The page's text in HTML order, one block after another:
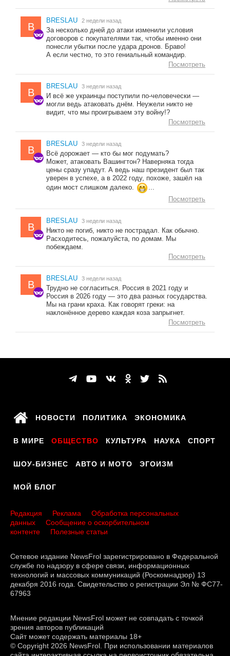
B
BRESLAU 2 недели назад
За несколько дней до атаки изменили условия
договоров с покупателями так, чтобы именно они
понесли убытки после удара дронов. Браво!
А если честно, то это гениальный командир.
Посмотреть
B
BRESLAU 3 недели назад
И всё же украинцы поступили по-человечески —
могли ведь атаковать днём. Неужели никто не
видит, что мы проигрываем эту войну!?
Посмотреть
B
BRESLAU 3 недели назад
Всё дорожает — кто бы мог подумать?
Может, атаковать Вашингтон? Наверняка тогда
цены сразу упадут. А ведь наш президент был так
уверен в успехе, а в 2022 году, похоже, зашёл на
один мост слишком далеко.
...
Посмотреть
B
BRESLAU 3 недели назад
Никто не погиб, никто не пострадал. Как обычно.
Расходитесь, пожалуйста, по домам. Мы
побеждаем.
Посмотреть
B
BRESLAU 3 недели назад
Трудно не согласиться. Россия в 2021 году и
Россия в 2026 году — это два разных государства.
Мы на грани краха. Как говорят греки: на
наклонённое дерево каждая коза запрыгнет.
Посмотреть
НОВОСТИ ПОЛИТИКА ЭКОНОМИКА
В МИРЕ ОБЩЕСТВО КУЛЬТУРА НАУКА СПОРТ
ШОУ-БИЗНЕС АВТО И МОТО ЭГОИЗМ
МОЙ БЛОГ
Редакция Реклама
Обработка персональных
данных
Сообщение о оскорбительном
контенте
Полезные статьи
Сетевое издание NewsFrol зарегистрировано в Федеральной
службе по надзору в сфере связи, информационных
технологий и массовых коммуникаций (Роскомнадзор) 13
декабря 2016 года. Свидетельство о регистрации Эл № ФС77-
67963
Мнение редакции NewsFrol может не совпадать с точкой
зрения авторов публикаций
Сайт может содержать материалы 18+
© Copyright 2026 NewsFrol. При использовании материалов